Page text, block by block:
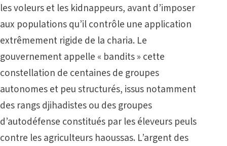
les voleurs et les kidnappeurs, avant d’imposer
aux populations qu’il contrôle une application
extrêmement rigide de la charia. Le
gouvernement appelle « bandits » cette
constellation de centaines de groupes
autonomes et peu structurés, issus notamment
des rangs djihadistes ou des groupes
d’autodéfense constitués par les éleveurs peuls
contre les agriculteurs haoussas. L’argent des